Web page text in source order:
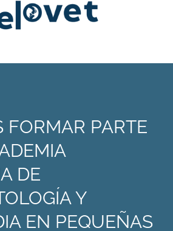
FORMAR PARTE
DE
Y
EN PEQUEÑAS